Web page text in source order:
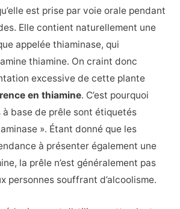
est prise par voie orale pendant
Elle contient naturellement une
appelée thiaminase, qui
thiamine. On craint donc
excessive de cette plante
en thiamine. C’est pourquoi
base de prêle sont étiquetés
». Étant donné que les
à présenter également une
la prêle n’est généralement pas
personnes souffrant d’alcoolisme.